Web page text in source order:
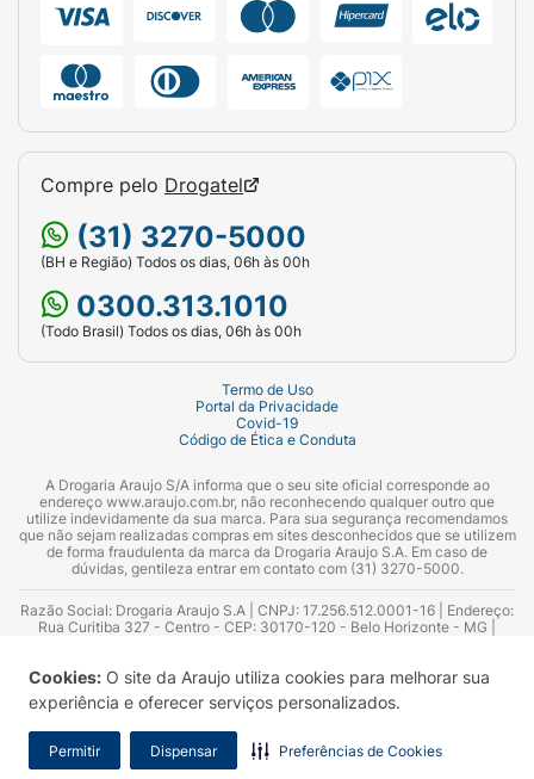
Cookies: O site da Araujo utiliza cookies para melhorar sua
experiência e oferecer serviços personalizados.
Permitir Dispensar Preferências de Cookies
Compre pelo Drogatel
(31) 3270-5000
(BH e Região) Todos os dias, 06h às 00h
0300.313.1010
(Todo Brasil) Todos os dias, 06h às 00h
Termo de Uso
Portal da Privacidade
Covid-19
Código de Ética e Conduta
A Drogaria Araujo S/A informa que o seu site oficial corresponde ao
endereço www.araujo.com.br, não reconhecendo qualquer outro que
utilize indevidamente da sua marca. Para sua segurança recomendamos
que não sejam realizadas compras em sites desconhecidos que se utilizem
de forma fraudulenta da marca da Drogaria Araujo S.A. Em caso de
dúvidas, gentileza entrar em contato com (31) 3270-5000.
Razão Social: Drogaria Araujo S.A | CNPJ: 17.256.512.0001-16 | Endereço:
Rua Curitiba 327 - Centro - CEP: 30170-120 - Belo Horizonte - MG |
Azevedo Guimarães – CRF 10.965 | Yasmin Silva Alvarenga – CRF 52.584 -
Consultor substituto: Thiago Aguiar Pinheiro - CRF Nº 13.748. Alvará
Sanitário: 2025020713 | Autorização de Funcionamento da Empresa (AFE):